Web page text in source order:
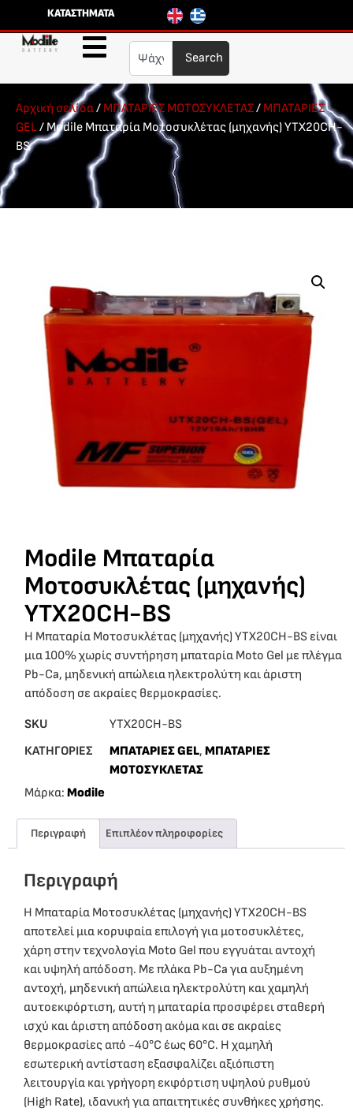
ΚΑΤΑΣΤΗΜΑΤΑ
Search
Αρχική σελίδα/ ΜΠΑΤΑΡΙΕΣ ΜΟΤΟΣΥΚΛΕΤΑΣ/ ΜΠΑΤΑΡΙΕΣ
GEL/ Modile Μπαταρία Μοτοσυκλέτας (μηχανής) YTX20CH-
BS
Modile Μπαταρία
Μοτοσυκλέτας (μηχανής)
YTX20CH-BS
Η Μπαταρία Μοτοσυκλέτας (μηχανής) YTX20CH-BS είναι
μια 100% χωρίς συντήρηση μπαταρία Moto Gel με πλέγμα
Pb-Ca, μηδενική απώλεια ηλεκτρολύτη και άριστη
απόδοση σε ακραίες θερμοκρασίες.
SKU
YTX20CH-BS
ΚΑΤΗΓΟΡΙΕΣ
ΜΠΑΤΑΡΙΕΣ GEL, ΜΠΑΤΑΡΙΕΣ
ΜΟΤΟΣΥΚΛΕΤΑΣ
Μάρκα: Modile
Περιγραφή Επιπλέον πληροφορίες
Περιγραφή
Η Μπαταρία Μοτοσυκλέτας (μηχανής) YTX20CH-BS
αποτελεί μια κορυφαία επιλογή για μοτοσυκλέτες,
χάρη στην τεχνολογία Moto Gel που εγγυάται αντοχή
και υψηλή απόδοση. Με πλάκα Pb-Ca για αυξημένη
αντοχή, μηδενική απώλεια ηλεκτρολύτη και χαμηλή
αυτοεκφόρτιση, αυτή η μπαταρία προσφέρει σταθερή
ισχύ και άριστη απόδοση ακόμα και σε ακραίες
θερμοκρασίες από -40°C έως 60°C. Η χαμηλή
εσωτερική αντίσταση εξασφαλίζει αξιόπιστη
λειτουργία και γρήγορη εκφόρτιση υψηλού ρυθμού
(High Rate), ιδανική για απαιτητικές συνθήκες χρήσης.